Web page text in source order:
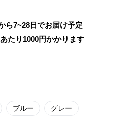
ら7~28日でお届け予定
たり 1000円かかります
ブルー グレー